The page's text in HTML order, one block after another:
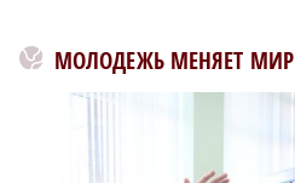
МОЛОДЕЖЬ МЕНЯЕТ МИР